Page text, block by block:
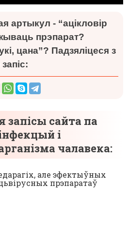
артыкул - “ацікловір
прэпарат?
цана”? Падзяліцеся з
сайта па
і
чалавека:
але эфектыўных
прэпаратаў